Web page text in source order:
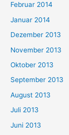
Februar 2014
Januar 2014
Dezember 2013
November 2013
Oktober 2013
September 2013
August 2013
Juli 2013
Juni 2013